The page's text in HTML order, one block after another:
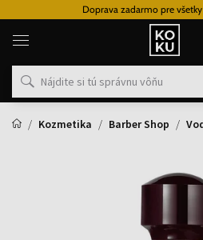
Doprava zadarmo pre
Originálne
parfémy
hodinky
na
mieste
Kozmetika
Barber Shop